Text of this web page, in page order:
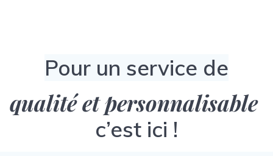
Pour un service de
qualité et personnalisable
c’est ici !